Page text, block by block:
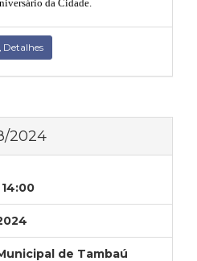
da Cidade.
Detalhes
2024
de Tambaú